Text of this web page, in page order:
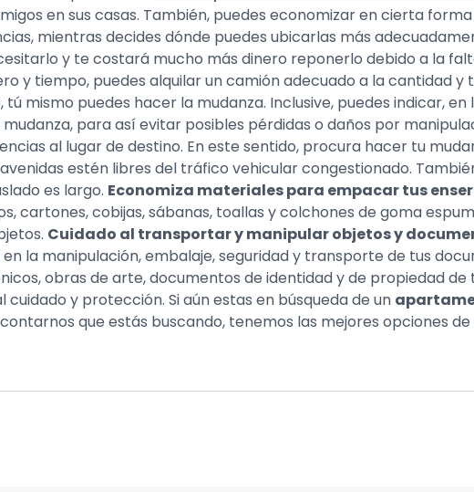
en sus casas. También, puedes economizar en cierta
mientras decides dónde puedes ubicarlas más
y te costará mucho más dinero reponerlo debido a la
y tiempo, puedes alquilar un camión adecuado a la cantidad
mismo puedes hacer la mudanza. Inclusive, puedes indicar,
para así evitar posibles pérdidas o daños por
al lugar de destino. En este sentido, procura hacer tu
estén libres del tráfico vehicular congestionado.
es largo. Economiza materiales para empacar tus
cartones, cobijas, sábanas, toallas y colchones de goma
Cuidado al transportar y manipular objetos y
la manipulación, embalaje, seguridad y transporte de tus
obras de arte, documentos de identidad y de propiedad
y protección. Si aún estas en búsqueda de un
que estás buscando, tenemos las mejores opciones